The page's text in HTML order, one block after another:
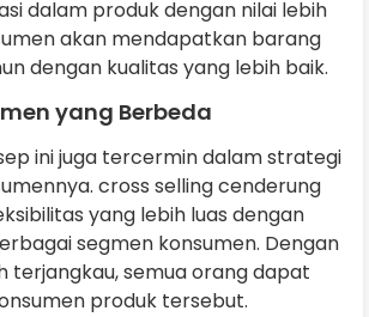
dalam produk dengan nilai lebih
akan mendapatkan barang
dengan kualitas yang lebih baik.
yang Berbeda
ini juga tercermin dalam strategi
cross selling cenderung
yang lebih luas dengan
segmen konsumen. Dengan
terjangkau, semua orang dapat
produk tersebut.